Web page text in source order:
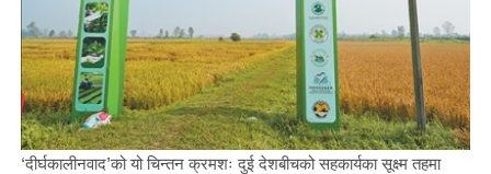
‘दीर्घकालीनवाद’को यो चिन्तन क्रमशः दुई देशबीचको सहकार्यका सूक्ष्म तहमा